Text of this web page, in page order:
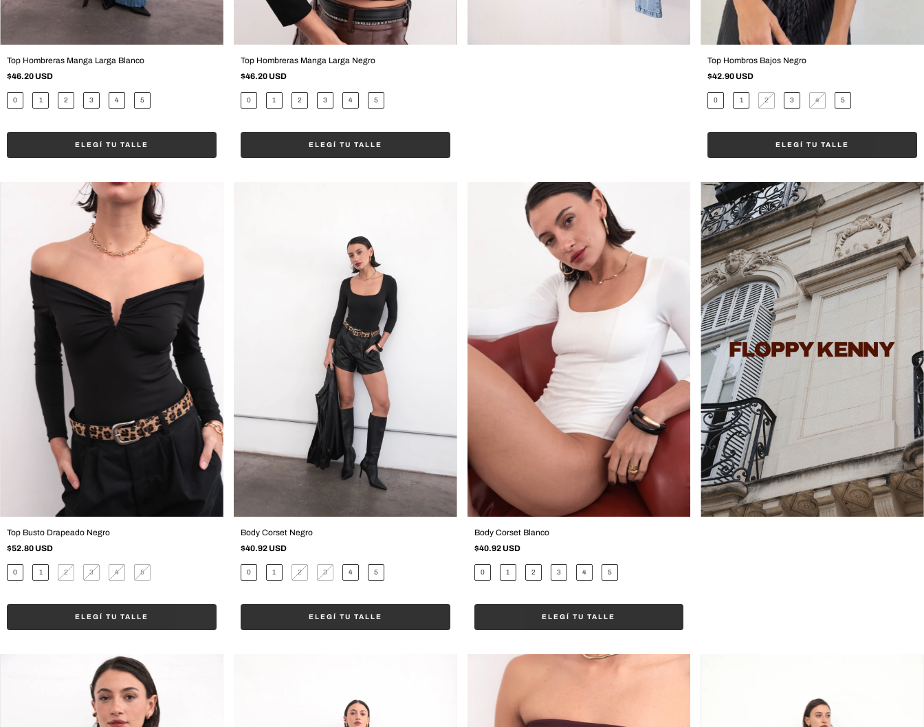
Top Hombreras Manga Larga Blanco
$46.20 USD
0 1 2 3 4 5
ELEGÍ TU TALLE
Top Hombreras Manga Larga Negro
$46.20 USD
0 1 2 3 4 5
ELEGÍ TU TALLE
Top Hombros Bajos Negro
$42.90 USD
0 1 2 3 4 5
ELEGÍ TU TALLE
Top Busto Drapeado Negro
$52.80 USD
0 1 2 3 4 5
ELEGÍ TU TALLE
Body Corset Negro
$40.92 USD
0 1 2 3 4 5
ELEGÍ TU TALLE
Body Corset Blanco
$40.92 USD
0 1 2 3 4 5
ELEGÍ TU TALLE